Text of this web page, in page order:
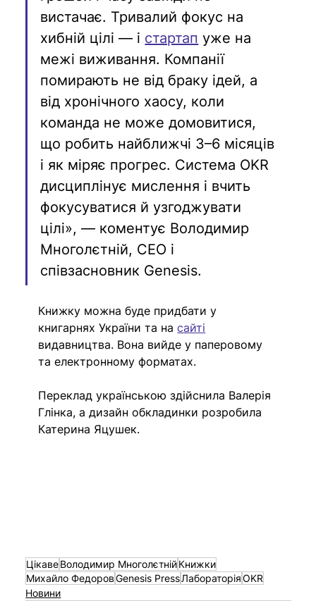
вистачає. Тривалий фокус на
хибній цілі — і стартап уже на
межі виживання. Компанії
помирають не від браку ідей, а
від хронічного хаосу, коли
команда не може домовитися,
що робить найближчі 3–6 місяців
і як міряє прогрес. Система OKR
дисциплінує мислення і вчить
фокусуватися й узгоджувати
цілі», — коментує Володимир
Многолєтній, CEO і
співзасновник Genesis.
Книжку можна буде придбати у
книгарнях України та на сайті
видавництва. Вона вийде у паперовому
та електронному форматах.
Переклад українською здійснила Валерія
Глінка, а дизайн обкладинки розробила
Катерина Яцушек.
ЦікавеВолодимир МноголєтнійКнижки
Михайло ФедоровGenesis PressЛабораторіяOKR
Новини